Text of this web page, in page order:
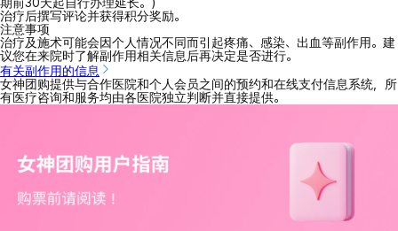
治疗后撰写评论并获得积分奖励。
注意事项
治疗及施术可能会因个人情况不同而引起疼痛、感染、出血等副作用。建
议您在来院时了解副作用相关信息后再决定是否进行。
有关副作用的信息
女神团购提供与合作医院和个人会员之间的预约和在线支付信息系统，所
有医疗咨询和服务均由各医院独立判断并直接提供。